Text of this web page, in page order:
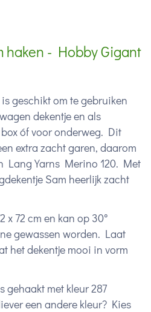
haken - Hobby Gigant
geschikt om te gebruiken
dekentje en als
óf voor onderweg. Dit
extra zacht garen, daarom
Lang Yarns Merino 120. Met
Sam heerlijk zacht
x 72 cm en kan op 30°
gewassen worden. Laat
het dekentje mooi in vorm
gehaakt met kleur 287
een andere kleur? Kies